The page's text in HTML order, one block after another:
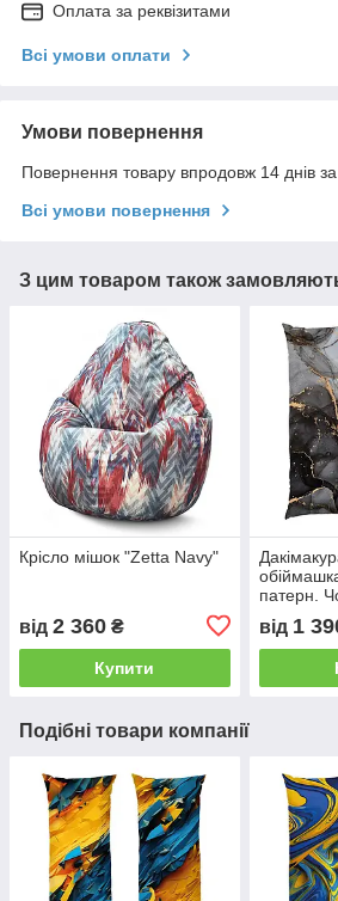
Оплата за реквізитами
Всі умови оплати
Умови повернення
Повернення товару впродовж 14 днів
Всі умови повернення
З цим товаром також
Крісло мішок "Zetta Navy"
від 2 360 ₴
Купити
патерн.
від 1
Подібні товари компанії